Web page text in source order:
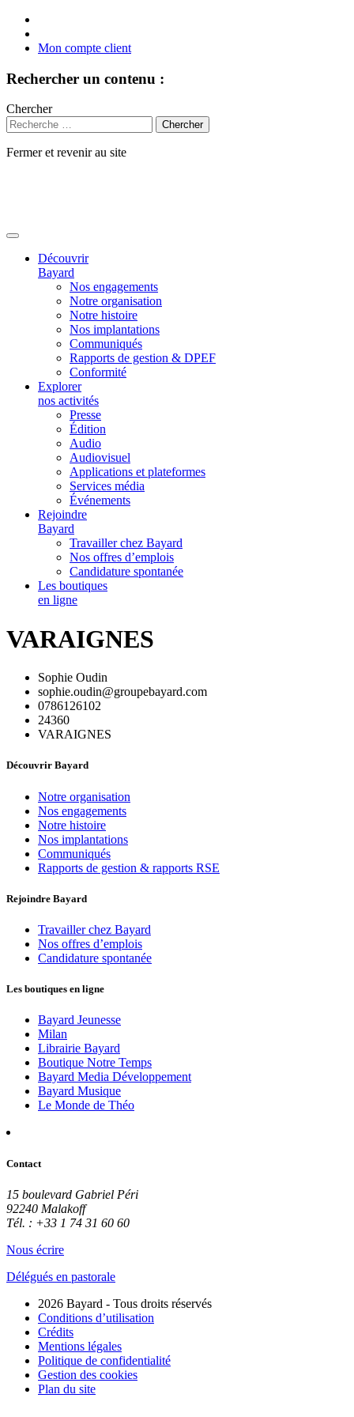
Mon compte client
Rechercher un contenu :
Chercher
Fermer et revenir au site
Découvrir
Bayard
Nos engagements
Notre organisation
Notre histoire
Nos implantations
Communiqués
Rapports de gestion & DPEF
Conformité
Explorer
nos activités
Presse
Édition
Audio
Audiovisuel
Applications et plateformes
Services média
Événements
Rejoindre
Bayard
Travailler chez Bayard
Nos offres d’emplois
Candidature spontanée
Les boutiques
en ligne
VARAIGNES
Sophie Oudin
sophie.oudin@groupebayard.com
0786126102
24360
VARAIGNES
Découvrir Bayard
Notre organisation
Nos engagements
Notre histoire
Nos implantations
Communiqués
Rapports de gestion & rapports RSE
Rejoindre Bayard
Travailler chez Bayard
Nos offres d’emplois
Candidature spontanée
Les boutiques en ligne
Bayard Jeunesse
Milan
Librairie Bayard
Boutique Notre Temps
Bayard Media Développement
Bayard Musique
Le Monde de Théo
Contact
15 boulevard Gabriel Péri
92240 Malakoff
Tél. : +33 1 74 31 60 60
Nous écrire
Délégués en pastorale
2026 Bayard - Tous droits réservés
Conditions d’utilisation
Crédits
Mentions légales
Politique de confidentialité
Gestion des cookies
Plan du site